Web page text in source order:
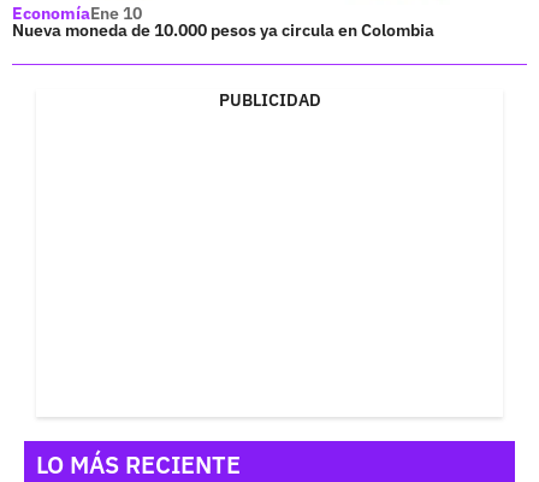
EconomíaEne 10
Nueva moneda de 10.000 pesos ya circula en Colombia
PUBLICIDAD
LO MÁS RECIENTE